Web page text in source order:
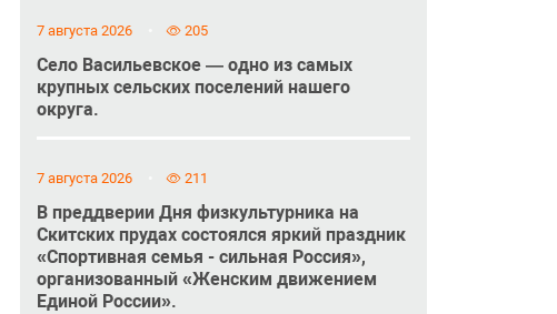
7 августа 2026 205
Село Васильевское — одно из самых
крупных сельских поселений нашего
округа.
7 августа 2026 211
В преддверии Дня физкультурника на
Скитских прудах состоялся яркий праздник
«Спортивная семья - сильная Россия»,
организованный «Женским движением
Единой России».